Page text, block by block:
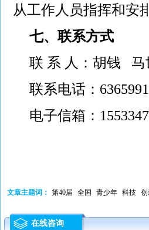
从工作人员指挥和安
七、联系方式
联 系 人：胡钱 马
联系电话：
电子信箱：
文章主题词： 第40届 全国 青少年 科技
在线咨询